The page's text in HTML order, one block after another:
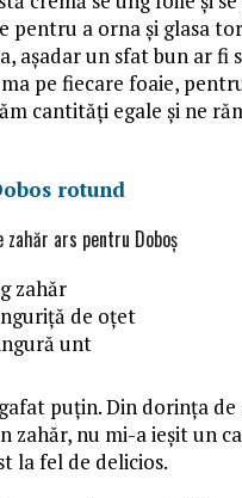
pentru a orna și glasa
așadar un sfat bun ar fi
pe fiecare foaie,
cantități egale și ne
zahăr ars pentru Doboș
zahăr
de oțet
unt
puțin. Din dorința
zahăr, nu mi-a ieșit un
la fel de delicios.